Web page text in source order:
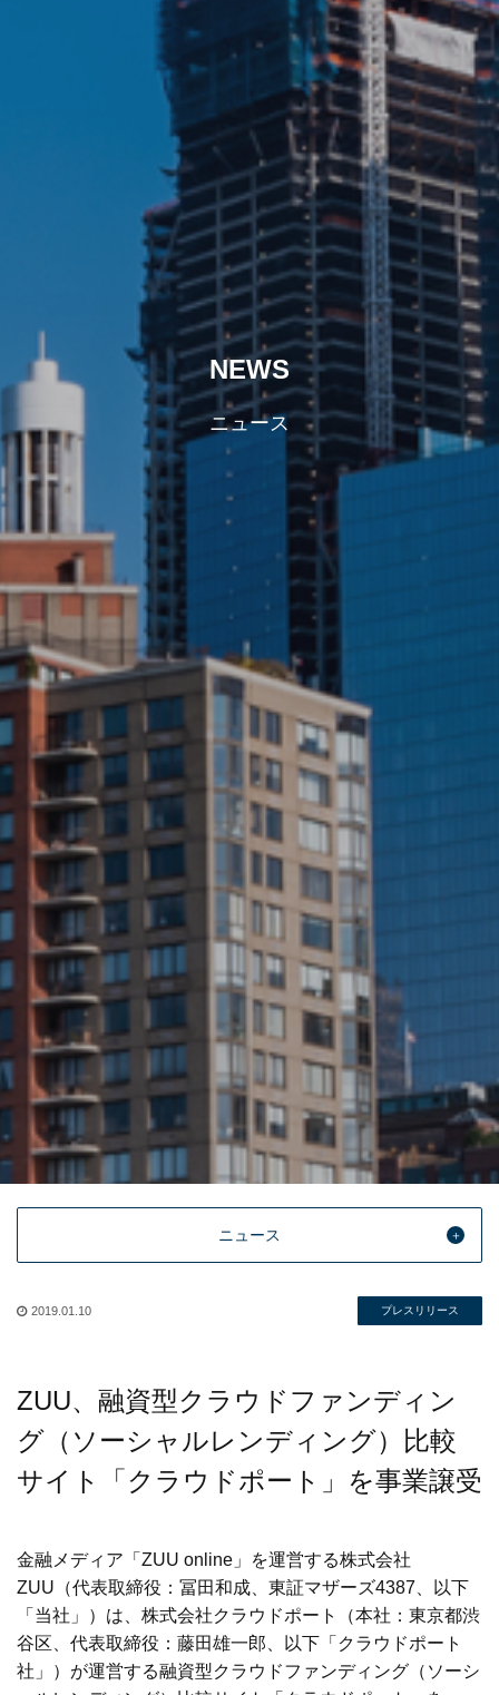
NEWS
ニュース
ニュース
2019.01.10 プレスリリース
ZUU、融資型クラウドファンディン
グ（ソーシャルレンディング）比較
サイト「クラウドポート」を事業譲受
金融メディア「ZUU online」を運営する株式会社
ZUU（代表取締役：冨田和成、東証マザーズ4387、以下
「当社」）は、株式会社クラウドポート（本社：東京都渋
谷区、代表取締役：藤田雄一郎、以下「クラウドポート
社」）が運営する融資型クラウドファンディング（ソーシ